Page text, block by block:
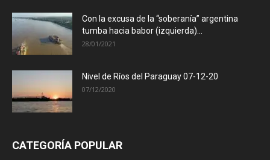
Con la excusa de la “soberanía” argentina
tumba hacia babor (izquierda)...
28/01/2021
Nivel de Ríos del Paraguay 07-12-20
07/12/2020
CATEGORÍA POPULAR